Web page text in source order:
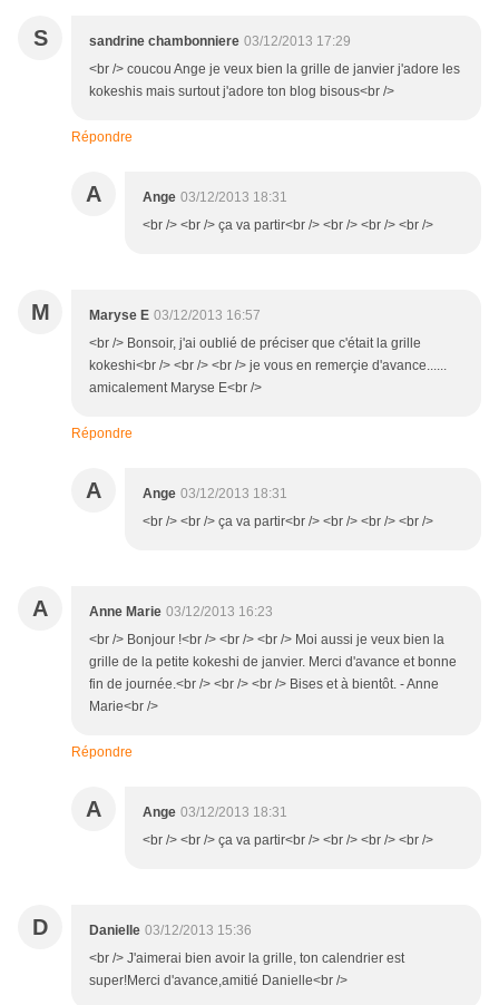
S sandrine chambonniere 03/12/2013 17:29
<br /> coucou Ange je veux bien la grille de janvier j'adore les
kokeshis mais surtout j'adore ton blog bisous<br />
Répondre
A Ange 03/12/2013 18:31
<br /> <br /> ça va partir<br /> <br /> <br /> <br />
M Maryse E 03/12/2013 16:57
<br /> Bonsoir, j'ai oublié de préciser que c'était la grille
kokeshi<br /> <br /> <br /> je vous en remerçie d'avance......
amicalement Maryse E<br />
Répondre
A Ange 03/12/2013 18:31
<br /> <br /> ça va partir<br /> <br /> <br /> <br />
A Anne Marie 03/12/2013 16:23
<br /> Bonjour !<br /> <br /> <br /> Moi aussi je veux bien la
grille de la petite kokeshi de janvier. Merci d'avance et bonne
fin de journée.<br /> <br /> <br /> Bises et à bientôt. - Anne
Marie<br />
Répondre
A Ange 03/12/2013 18:31
<br /> <br /> ça va partir<br /> <br /> <br /> <br />
D Danielle 03/12/2013 15:36
<br /> J'aimerai bien avoir la grille, ton calendrier est
super!Merci d'avance,amitié Danielle<br />